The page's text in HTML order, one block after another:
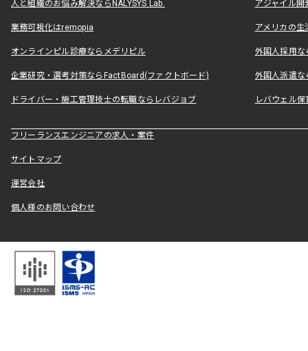
人と組織のお悩み解決ならNALYSYS Lab. アジャイル
業務可視化はremopia アメリカの
オンラインピル診療ならメデリピル 外国人採用
企業研究・選考対策ならFactBoard(ファクトボード) 外国人派遣な
ドライバー・施工管理技士の転職ならレバジョブ レバウェル
フリーランスエンジニアの求人・案件
サイトマップ
運営会社
個人様のお問い合わせ